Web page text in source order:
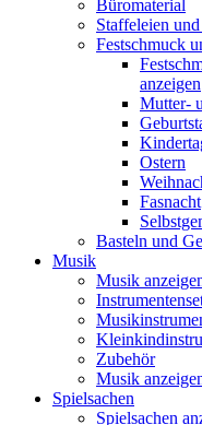
Büromaterial
Staffeleien
Festschmuck
anzeigen
Mutter-
Ostern
Fasnacht
Basteln und
Musik
Musik
Zubehör
Musik
Spielsachen
Spielsachen